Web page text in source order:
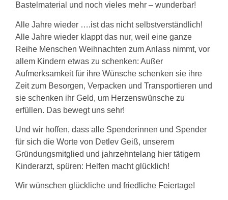
Bastelmaterial und noch vieles mehr – wunderbar!
Alle Jahre wieder ….ist das nicht selbstverständlich!
Alle Jahre wieder klappt das nur, weil eine ganze
Reihe Menschen Weihnachten zum Anlass nimmt, vor
allem Kindern etwas zu schenken: Außer
Aufmerksamkeit für ihre Wünsche schenken sie ihre
Zeit zum Besorgen, Verpacken und Transportieren und
sie schenken ihr Geld, um Herzenswünsche zu
erfüllen. Das bewegt uns sehr!
Und wir hoffen, dass alle Spenderinnen und Spender
für sich die Worte von Detlev Geiß, unserem
Gründungsmitglied und jahrzehntelang hier tätigem
Kinderarzt, spüren: Helfen macht glücklich!
Wir wünschen glückliche und friedliche Feiertage!